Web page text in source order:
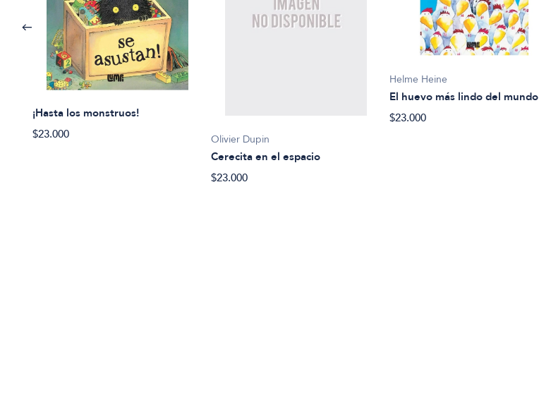
¡Hasta los monstruos!
$23.000
Olivier Dupin
Cerecita en el espacio
$23.000
Helme Heine
El huevo más lindo del mundo
$23.000